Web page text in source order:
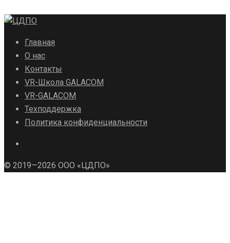
Главная
О нас
Контакты
VR-Школа GALACOM
VR-GALACOM
Техподдержка
Политика конфиденциальности
© 2019—2026 ООО «ЦДПО»